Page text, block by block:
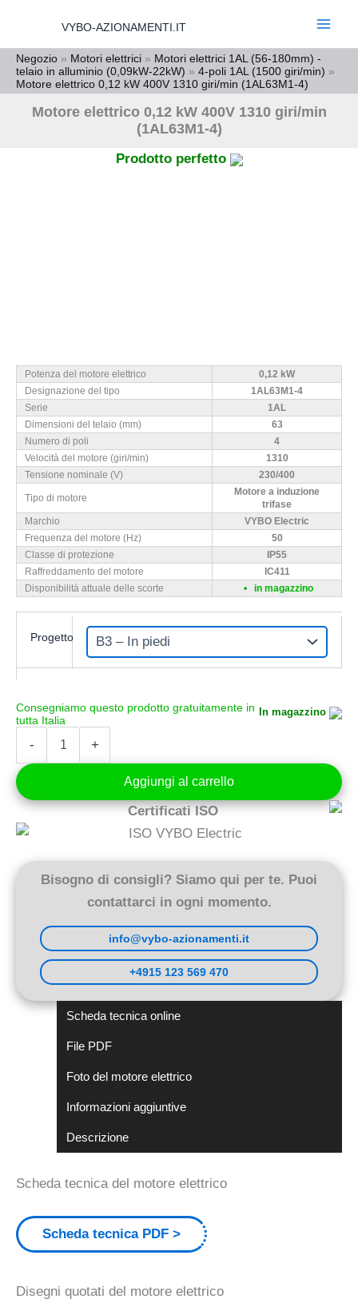
contenuto
VYBO-AZIONAMENTI.IT
Negozio » Motori elettrici » Motori elettrici 1AL (56-180mm) -
telaio in alluminio (0,09kW-22kW) » 4-poli 1AL (1500 giri/min) »
Motore elettrico 0,12 kW 400V 1310 giri/min (1AL63M1-4)
Motore elettrico 0,12 kW 400V 1310 giri/min
(1AL63M1-4)
Prodotto perfetto
Potenza del motore elettrico
0,12 kW
Designazione del tipo
1AL63M1-4
Serie
1AL
Dimensioni del telaio (mm)
63
Numero di poli
4
Velocità del motore (giri/min)
1310
Tensione nominale (V)
230/400
Tipo di motore
Motore a induzione
trifase
Marchio
VYBO Electric
Frequenza del motore (Hz)
50
Classe di protezione
IP55
Raffreddamento del motore
IC411
Disponibilità attuale delle scorte
in magazzino
Progetto
In magazzino
-
Motore
elettrico
0,12
kW
400V
giri/min
quantità
+
Aggiungi al carrello
Certificati ISO
Bisogno di consigli? Siamo qui per te. Puoi
contattarci in ogni momento.
info@vybo-azionamenti.it
+4915 123 569 470
Scheda tecnica online
File PDF
Foto del motore elettrico
Informazioni aggiuntive
Descrizione
Scheda tecnica del motore elettrico
Scheda tecnica PDF
Disegni quotati del motore elettrico